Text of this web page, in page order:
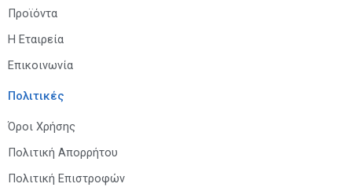
Προϊόντα
Η Εταιρεία
Επικοινωνία
Πολιτικές
Όροι Χρήσης
Πολιτική Απορρήτου
Πολιτική Επιστροφών